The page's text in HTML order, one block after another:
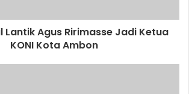
Lantik Agus Ririmasse Jadi Ketua
KONI Kota Ambon